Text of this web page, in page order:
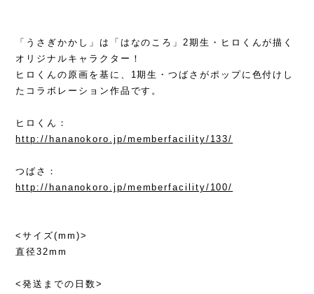
「うさぎかかし」は「はなのころ」2期生・ヒロくんが描く
オリジナルキャラクター！
ヒロくんの原画を基に、1期生・つばさがポップに色付けし
たコラボレーション作品です。
ヒロくん：
http://hananokoro.jp/memberfacility/133/
つばさ：
http://hananokoro.jp/memberfacility/100/
<サイズ(mm)>
直径32mm
<発送までの日数>